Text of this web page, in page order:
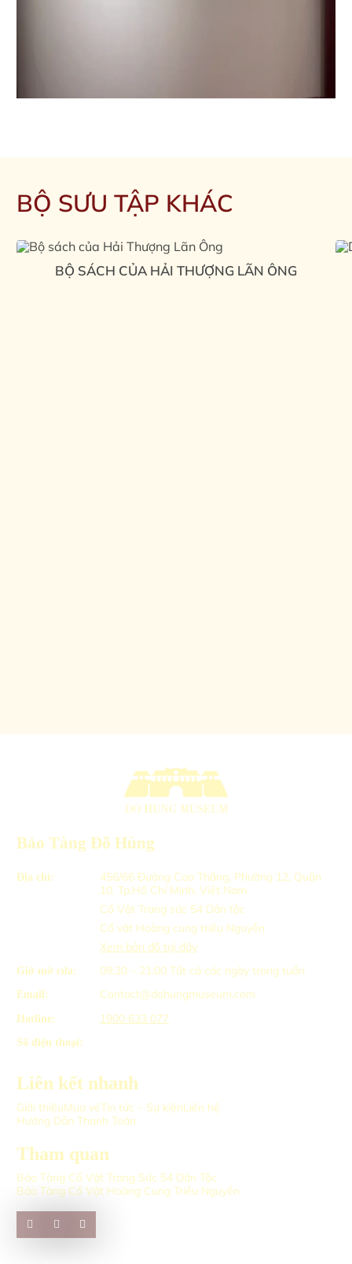
BỘ SƯU TẬP KHÁC
BỘ SÁCH CỦA HẢI THƯỢNG LÃN ÔNG
Bảo Tàng Đỗ Hùng
Địa chỉ:
456/66 Đường Cao Thắng, Phường 12, Quận
10, Tp.Hồ Chí Minh, Việt Nam
Cổ Vật Trang sức 54 Dân tộc
Cổ vật Hoàng cung triều Nguyễn
Xem bản đồ tại đây
Giờ mở cửa: 08:30 – 21:00 Tất cả các ngày trong tuần
Email: Contact@dohungmuseum.com
Hotline: 1900 633 077
Số điện thoại:
Liên kết nhanh
Giới thiệuMua véTin tức – Sự kiệnLiên hệ
Hướng Dẫn Thanh Toán
Tham quan
Bảo Tàng Cổ Vật Trang Sức 54 Dân Tộc
Bảo Tàng Cổ Vật Hoàng Cung Triều Nguyễn